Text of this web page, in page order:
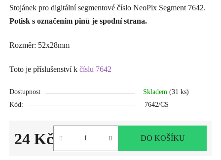
Stojánek pro digitální segmentové číslo NeoPix Segment 7642.
Potisk s označením pinů je spodní strana.
Rozměr: 52x28mm
Toto je příslušenství k číslu 7642
Dostupnost Skladem (31 ks)
Kód:
7642/CS
24 Kč DO KOŠÍKU